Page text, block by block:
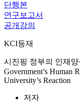
단행본
연구보고서
공개강의
KCI등재
시진핑 정부의 인재양
Government’s Human
University’s Reaction
저자